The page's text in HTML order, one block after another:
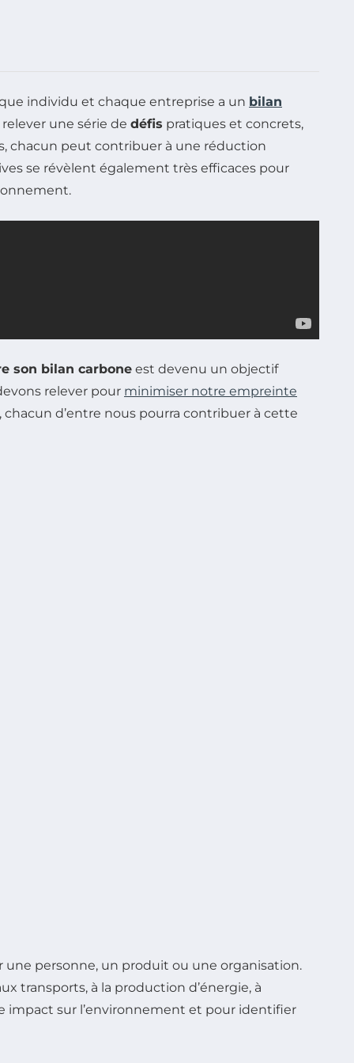
individu et chaque entreprise a un bilan
une série de défis pratiques et concrets,
chacun peut contribuer à une réduction
se révèlent également très efficaces pour
son bilan carbone est devenu un objectif
relever pour minimiser notre empreinte
d’entre nous pourra contribuer à cette
personne, un produit ou une organisation.
transports, à la production d’énergie, à
impact sur l’environnement et pour identifier